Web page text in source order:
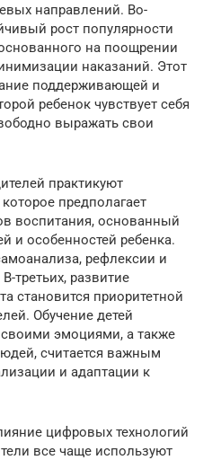
направлений. Во-
рост популярности
на поощрении
наказаний. Этот
поддерживающей и
ребенок чувствует себя
выражать свои
практикуют
предполагает
воспитания, основанный
и особенностей ребенка.
рефлексии и
третьих, развитие
становится приоритетной
Обучение детей
своими эмоциями, а также
считается важным
и адаптации к
цифровых технологий
все чаще используют